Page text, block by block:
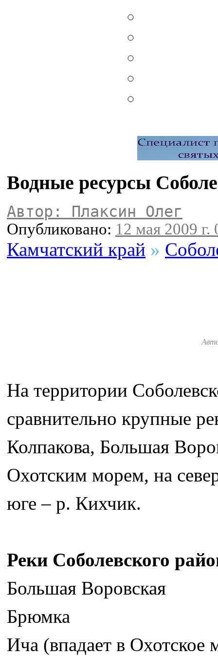
Водные ресурсы
Автор: Плаксин Олег
Опубликовано: 12 мая 2009 г.
Камчатский край »
На территории
сравнительно крупные
Колпакова, Большая
Охотским морем, на
юге – р. Кихчик.
Реки Соболевского
Большая Воровская
Брюмка
Ича (впадает в Охотское